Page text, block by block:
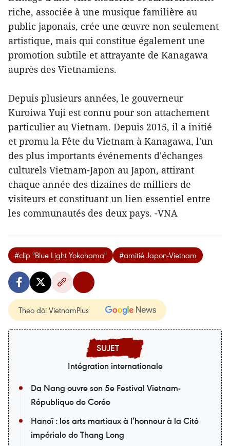
riche, associée à une musique familière au
public japonais, crée une œuvre non seulement
artistique, mais qui constitue également une
promotion subtile et attrayante de Kanagawa
auprès des Vietnamiens.
Depuis plusieurs années, le gouverneur
Kuroiwa Yuji est connu pour son attachement
particulier au Vietnam. Depuis 2015, il a initié
et promu la Fête du Vietnam à Kanagawa, l'un
des plus importants événements d'échanges
culturels Vietnam-Japon au Japon, attirant
chaque année des dizaines de milliers de
visiteurs et constituant un lien essentiel entre
les communautés des deux pays. -VNA
#clip "Blue Light Yokohama" #amitié Japon-Vietnam
Theo dõi VietnamPlus
Intégration internationale
Da Nang ouvre son 5e Festival Vietnam-
République de Corée
Hanoï : les arts martiaux à l’honneur à la Cité
impériale de Thang Long